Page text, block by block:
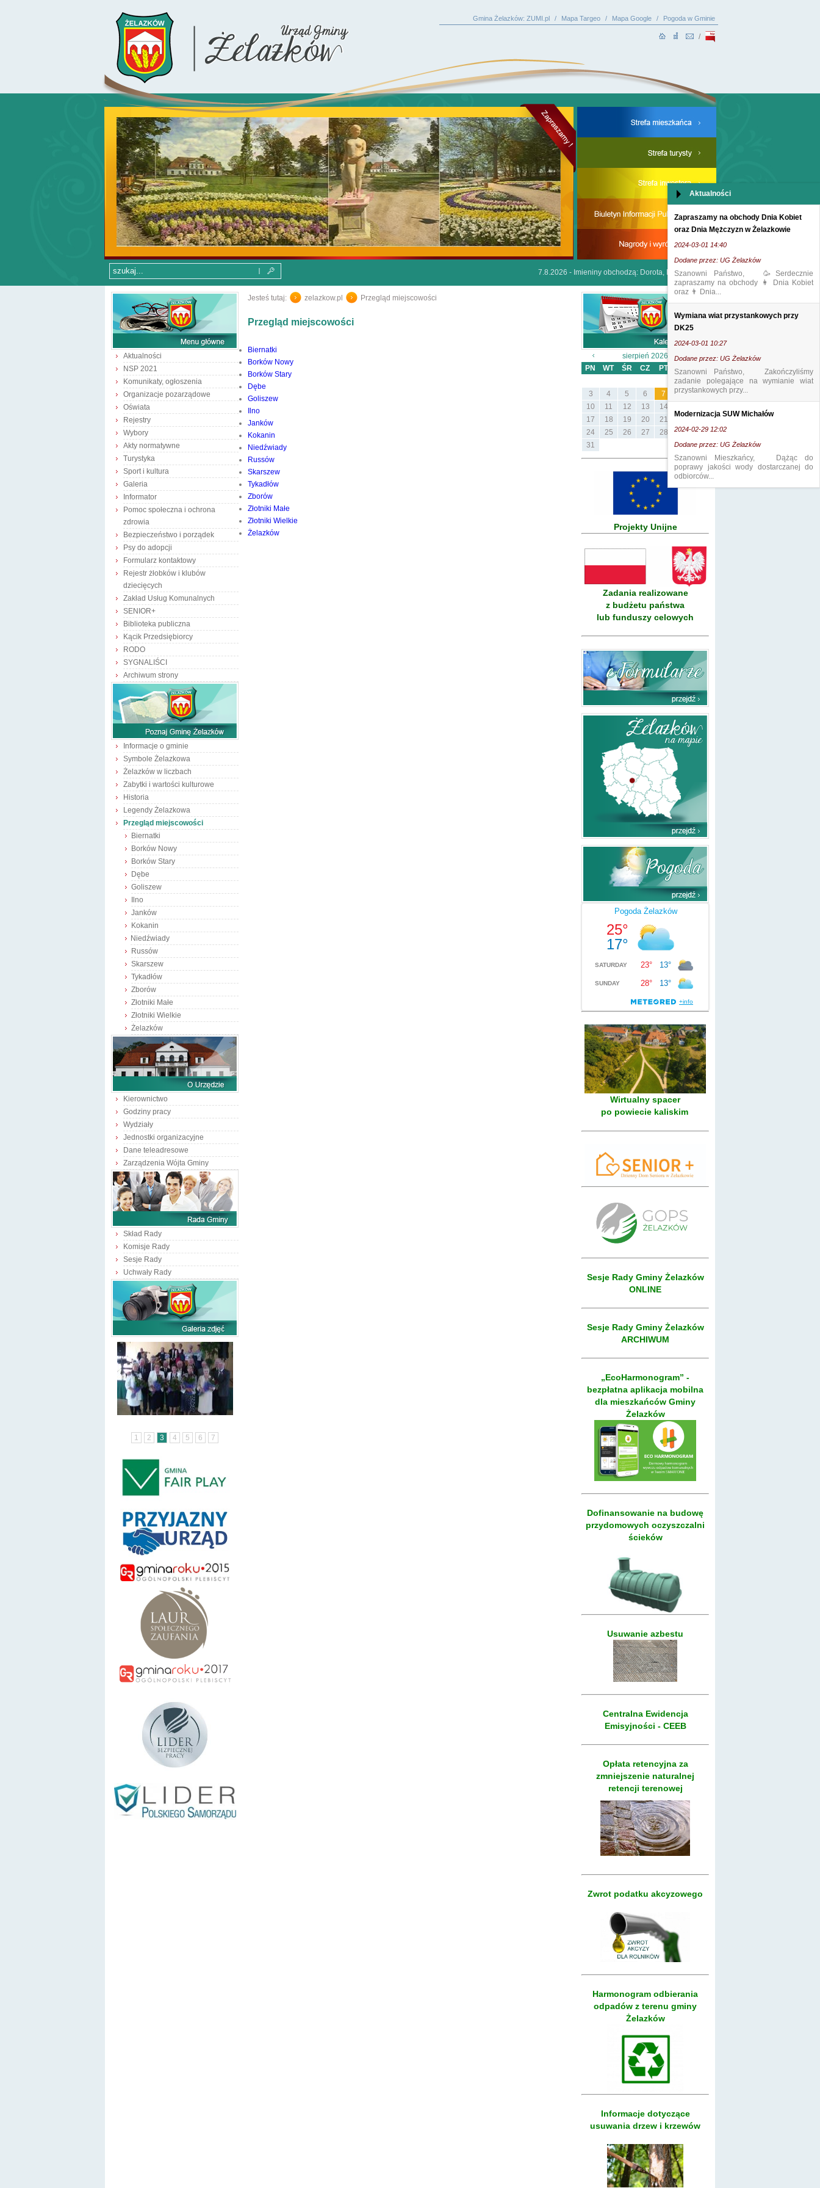
Gmina Żelazków: ZUMI.pl / Mapa Targeo / Mapa Google / Pogoda w Gminie
/
7.8.2026 - Imieniny obchodzą: Dorota, Kajetan i Donat
Aktualności
NSP 2021
Komunikaty, ogłoszenia
Organizacje pozarządowe
Oświata
Rejestry
Wybory
Akty normatywne
Turystyka
Sport i kultura
Galeria
Informator
Pomoc społeczna i ochrona
zdrowia
Bezpieczeństwo i porządek
Psy do adopcji
Formularz kontaktowy
Rejestr żłobków i klubów
dziecięcych
Zakład Usług Komunalnych
SENIOR+
Biblioteka publiczna
Kącik Przedsiębiorcy
RODO
SYGNALIŚCI
Archiwum strony
Informacje o gminie
Symbole Żelazkowa
Żelazków w liczbach
Zabytki i wartości kulturowe
Historia
Legendy Żelazkowa
Przegląd miejscowości
Biernatki
Borków Nowy
Borków Stary
Dębe
Goliszew
Ilno
Janków
Kokanin
Niedźwiady
Russów
Skarszew
Tykadłów
Zborów
Złotniki Małe
Złotniki Wielkie
Żelazków
Kierownictwo
Godziny pracy
Wydziały
Jednostki organizacyjne
Dane teleadresowe
Zarządzenia Wójta Gminy
Skład Rady
Komisje Rady
Sesje Rady
Uchwały Rady
1 2 3 4 5 6 7
Jesteś tutaj: zelazkow.pl Przegląd miejscowości
Przegląd miejscowości
Biernatki
Borków Nowy
Borków Stary
Dębe
Goliszew
Ilno
Janków
Kokanin
Niedźwiady
Russów
Skarszew
Tykadłów
Zborów
Złotniki Małe
Złotniki Wielkie
Żelazków
sierpień 2026
PN
WT ŚR CZ PT SB
ND
1
2
3
4 5 6 7 8
9
10
11 12 13 14
17
18 19 20 21
24
25 26 27 28 29
30
31
Projekty Unijne
Zadania realizowane
z budżetu państwa
lub funduszy celowych
Wirtualny spacer
po powiecie kaliskim
Sesje Rady Gminy Żelazków
ONLINE
Sesje Rady Gminy Żelazków
ARCHIWUM
„EcoHarmonogram” -
bezpłatna aplikacja mobilna
dla mieszkańców Gminy
Żelazków
Dofinansowanie na budowę
przydomowych oczyszczalni
ścieków
Usuwanie azbestu
Centralna Ewidencja
Emisyjności - CEEB
Opłata retencyjna za
zmniejszenie naturalnej
retencji terenowej
Zwrot podatku akcyzowego
Harmonogram odbierania
odpadów z terenu gminy
Żelazków
Informacje dotyczące
usuwania drzew i krzewów
Aktualności
Zapraszamy na obchody Dnia Kobiet
oraz Dnia Mężczyzn w Żelazkowie
2024-03-01 14:40
Dodane przez: UG Żelazków
Szanowni Państwo, 🥳Serdecznie
zapraszamy na obchody 👩 Dnia Kobiet
oraz 👨 Dnia...
Wymiana wiat przystankowych przy
DK25
2024-03-01 10:27
Dodane przez: UG Żelazków
Szanowni Państwo, Zakończyliśmy
zadanie polegające na wymianie wiat
przystankowych przy...
Modernizacja SUW Michałów
2024-02-29 12:02
Dodane przez: UG Żelazków
Szanowni Mieszkańcy, Dążąc do
poprawy jakości wody dostarczanej do
odbiorców...